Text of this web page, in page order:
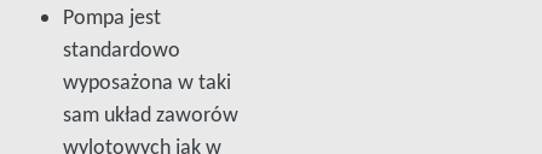
Pompa jest
standardowo
wyposażona w taki
sam układ zaworów
wylotowych jak w